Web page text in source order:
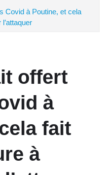
Covid à Poutine, et cela
offert
à
fait
à